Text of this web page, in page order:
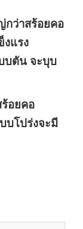
กว่าสร้อยคอ
แรง
บตัน จะบุบ
อยคอ
บโปร่งจะมี